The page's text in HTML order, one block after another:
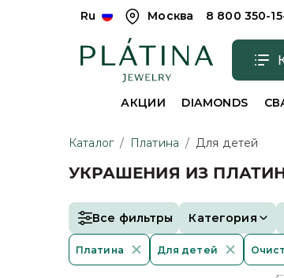
Ru Москва 8 800 350-
АКЦИИ DIAMONDS
Каталог / Платина / Для детей
УКРАШЕНИЯ ИЗ
Все фильтры Категория
Платина Для детей